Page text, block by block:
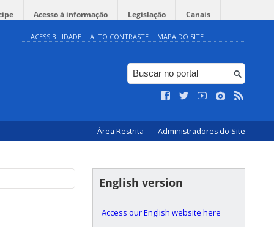
Acesso à informação Legislação Canais
ACESSIBILIDADE ALTO CONTRASTE MAPA DO SITE
Área Restrita Administradores do Site
English version
Access our English website here